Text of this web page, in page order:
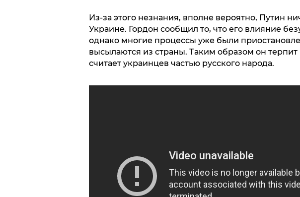
Из-за этого незнания, вполне вероятно, Путин
Украине. Гордон сообщил то, что его влияние
однако многие процессы уже были
высылаются из страны. Таким образом он
считает украинцев частью русского народа.